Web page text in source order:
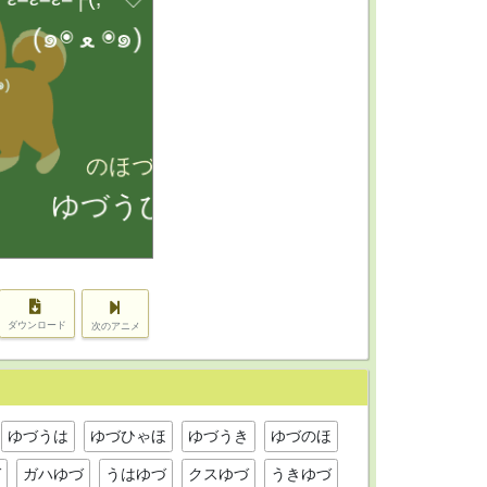
ダウンロード 次のアニメ
ゆづうは ゆづひゃほ ゆづうき ゆづのほ
ガハゆづ うはゆづ クスゆづ うきゆづ